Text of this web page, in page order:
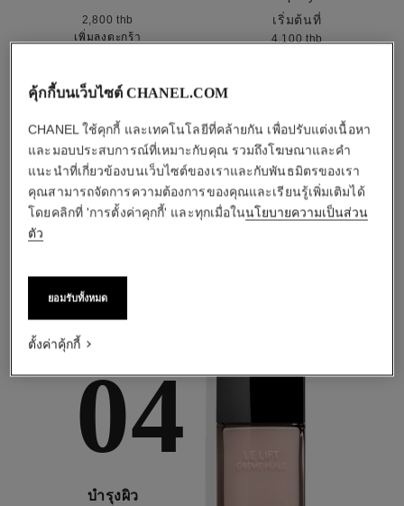
2,800 thb
เพิ่มลงตะกร้า
อ้างอิง 125530
เริ่มต้นที่
4,100 thb
1 /2
กิจวัตรสำหรับความต้องการเฉพาะด้าน
04
บำรุงผิว
คุ้กกี้บนเว็บไซต์ CHANEL.COM
CHANEL ใช้คุกกี้ และเทคโนโลยีที่คล้ายกัน เพื่อปรับแต่งเนื้อหา
และมอบประสบการณ์ที่เหมาะกับคุณ รวมถึงโฆษณาและคำ
แนะนำที่เกี่ยวข้องบนเว็บไซต์ของเราและกับพันธมิตรของเรา
คุณสามารถจัดการความต้องการของคุณและเรียนรู้เพิ่มเติมได้
โดยคลิกที่ 'การตั้งค่าคุกกี้' และทุกเมื่อในนโยบายความเป็นส่วน
ตัว
ยอมรับทั้งหมด
ตั้งค่าคุ้กกี้